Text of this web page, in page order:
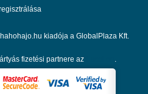
kiadója a GlobalPlaza Kft.
fizetési partnere az .